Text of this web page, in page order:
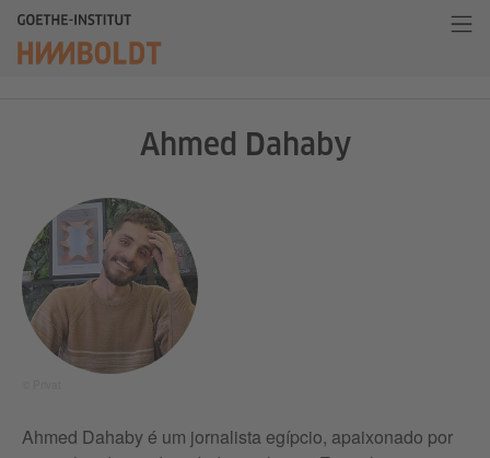
Ahmed Dahaby
Ahmed Dahaby é um jornalista egípcio, apaixonado por